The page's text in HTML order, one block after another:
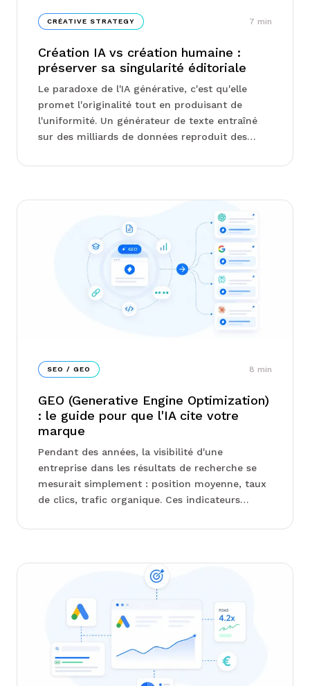
CRÉATIVE STRATEGY 7 min
Création IA vs création humaine :
préserver sa singularité éditoriale
Le paradoxe de l'IA générative, c'est qu'elle
promet l'originalité tout en produisant de
l'uniformité. Un générateur de texte entraîné
sur des milliards de données reproduit des
déjà vus. Le ...
SEO / GEO 8 min
GEO (Generative Engine Optimization)
: le guide pour que l'IA cite votre
marque
Pendant des années, la visibilité d'une
entreprise dans les résultats de recherche se
mesurait simplement : position moyenne, taux
de clics, trafic organique. Ces indicateurs
toute l'histoire.